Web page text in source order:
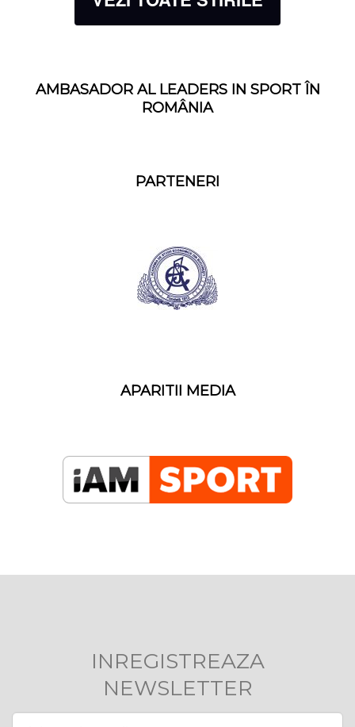
AMBASADOR AL LEADERS IN SPORT ÎN
ROMÂNIA
PARTENERI
APARITII MEDIA
INREGISTREAZA
NEWSLETTER
Enter